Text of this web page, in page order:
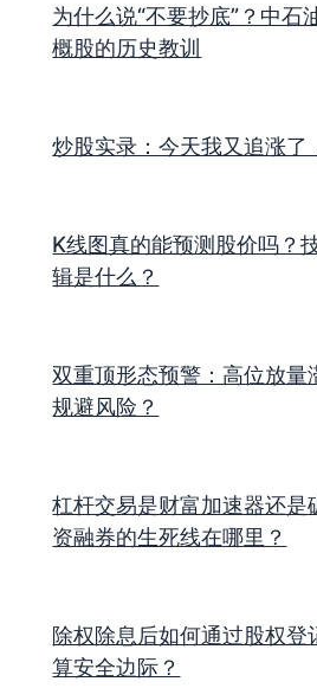
为什么说“不要抄底”？中石
概股的历史教训
炒股实录：今天我又追涨
K线图真的能预测股价吗？
辑是什么？
双重顶形态预警：高位放量
规避风险？
杠杆交易是财富加速器还是
资融券的生死线在哪里？
除权除息后如何通过股权登
算安全边际？